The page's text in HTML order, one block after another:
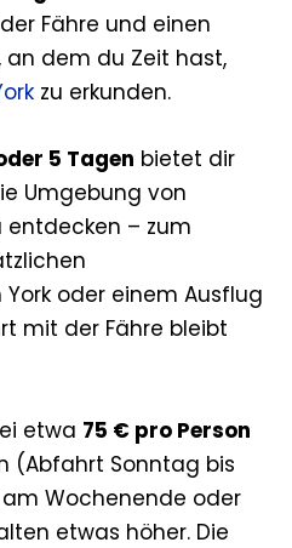
Fähre und einen
an dem du Zeit hast,
zu erkunden.
5 Tagen bietet dir
Umgebung von
entdecken – zum
oder einem Ausflug
mit der Fähre bleibt
etwa 75 € pro Person
(Abfahrt Sonntag bis
Wochenende oder
etwas höher. Die